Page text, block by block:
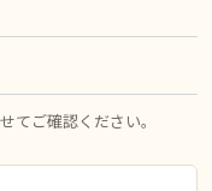
てご確認ください。